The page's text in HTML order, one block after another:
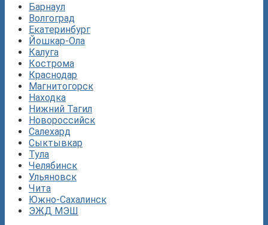
Барнаул
Волгоград
Екатеринбург
Йошкар-Ола
Калуга
Кострома
Краснодар
Магнитогорск
Находка
Нижний Тагил
Новороссийск
Салехард
Сыктывкар
Тула
Челябинск
Ульяновск
Чита
Южно-Сахалинск
ЭЖД МЭШ